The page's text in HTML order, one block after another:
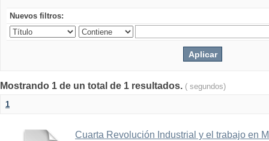
Nuevos filtros:
Mostrando 1 de un total de 1 resultados. ( segundos)
1
Cuarta Revolución Industrial y el trabajo en